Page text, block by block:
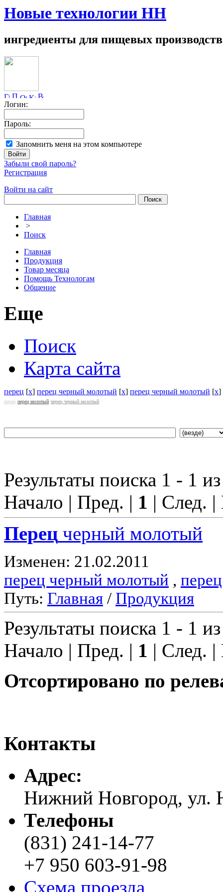
Новые технологии НН
ингредиенты для пищевых производств
Логин:
Пароль:
Запомнить меня на этом компьютере
Забыли свой пароль?
Регистрация
Войти на сайт
Главная
>
Поиск
Главная
Продукция
Товар месяца
Помощь Технологам
Общение
Еще
Поиск
Карта сайта
перец [x] перец черный молотый [x] перец черный молотый [x]
перец перец молотый перец черный молотый
Результаты поиска 1 - 1
Начало | Пред. | 1 | След.
Перец черный молотый
Изменен: 21.02.2011
перец черный молотый , перец
Путь: Главная / Продукция
Результаты поиска 1 - 1
Начало | Пред. | 1 | След.
Отсортировано по
Контакты
Адреc:
Нижний Новгород, ул.
Телефоны
(831) 241-14-77
+7 950 603-91-98
Схема проезда